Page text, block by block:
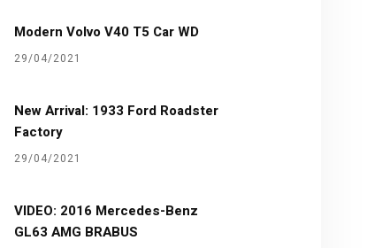
Modern Volvo V40 T5 Car WD
29/04/2021
New Arrival: 1933 Ford Roadster
Factory
29/04/2021
VIDEO: 2016 Mercedes-Benz
GL63 AMG BRABUS